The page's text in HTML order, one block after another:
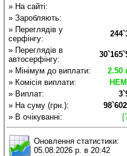
» На сайті:
» Заробляють:
» Переглядів у
серфінгу:
» Переглядів в
автосерфінгу:
» Мінімум до виплати:
2.50
» Комісія виплати:
» Виплат:
» На суму (грн.):
» В очікуванні:
Оновлення статистики:
05.08.2026 р. в 20:42